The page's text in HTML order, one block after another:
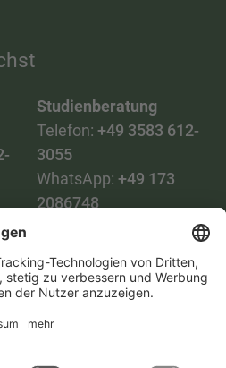
Studienberatung
Telefon: +49 3583 612-
3055
WhatsApp: +49 173
2086748